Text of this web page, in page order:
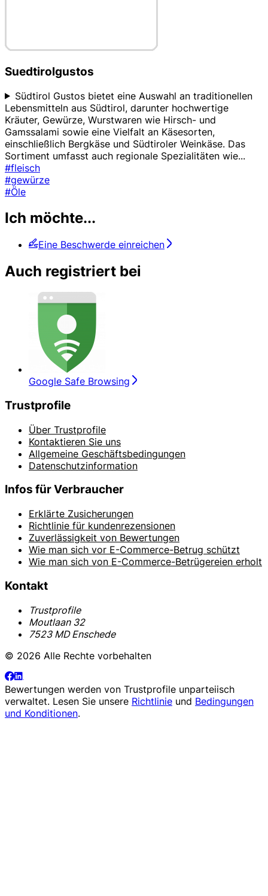
Suedtirolgustos
Südtirol Gustos bietet eine Auswahl an traditionellen
Lebensmitteln aus Südtirol, darunter hochwertige
Kräuter, Gewürze, Wurstwaren wie Hirsch- und
Gamssalami sowie eine Vielfalt an Käsesorten,
einschließlich Bergkäse und Südtiroler Weinkäse. Das
Sortiment umfasst auch regionale Spezialitäten wie...
#fleisch
#gewürze
#Öle
Ich möchte...
Eine Beschwerde einreichen
Auch registriert bei
Google Safe Browsing
Trustprofile
Über Trustprofile
Kontaktieren Sie uns
Allgemeine Geschäftsbedingungen
Datenschutzinformation
Infos für Verbraucher
Erklärte Zusicherungen
Richtlinie für kundenrezensionen
Zuverlässigkeit von Bewertungen
Wie man sich vor E-Commerce-Betrug schützt
Wie man sich von E-Commerce-Betrügereien erholt
Kontakt
Trustprofile
Moutlaan 32
7523 MD Enschede
© 2026 Alle Rechte vorbehalten
Bewertungen werden von Trustprofile unparteiisch
verwaltet. Lesen Sie unsere Richtlinie und Bedingungen
und Konditionen.